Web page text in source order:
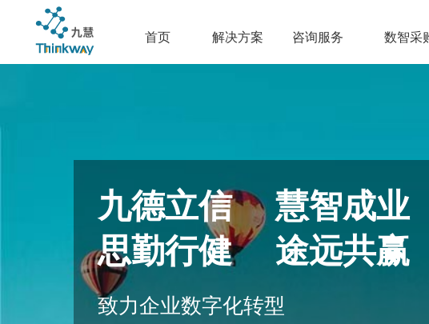
首页 解决方案 咨询服务 数智采
九德立信 慧智成业
思勤行健 途远共赢
致力企业数字化转型